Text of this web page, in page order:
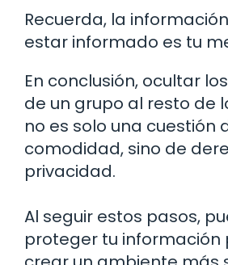
Recuerda, la
estar informado es tu
En conclusión, ocultar
de un grupo al resto de
no es solo una cuestión
comodidad, sino de
privacidad.
Al seguir estos pasos,
proteger tu información